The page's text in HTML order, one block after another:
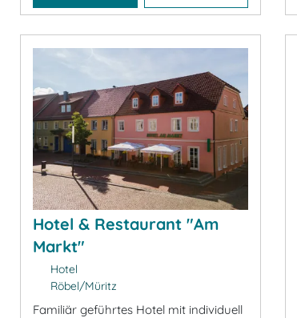
Hotel & Restaurant "Am
Markt"
Hotel
Röbel/Müritz
Familiär geführtes Hotel mit individuell